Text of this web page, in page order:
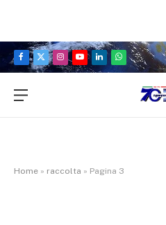
Facebook
X
Instagram
YouTubeLinkedInWhatsApp
Home » raccolta » Pagina 3